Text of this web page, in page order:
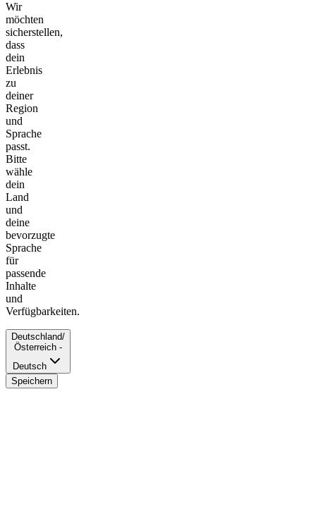
Wir
möchten
sicherstellen,
dass
dein
Erlebnis
zu
deiner
Region
und
Sprache
passt.
Bitte
wähle
dein
Land
und
deine
bevorzugte
Sprache
für
passende
Inhalte
und
Verfügbarkeiten.
Deutschland/
Österreich -
Deutsch
Speichern